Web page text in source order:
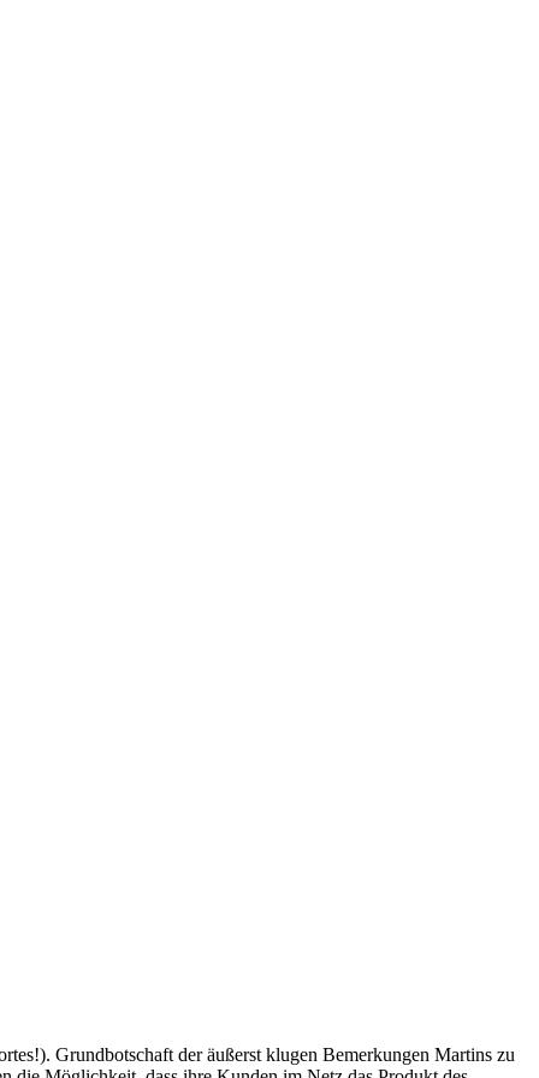
Grundbotschaft der äußerst klugen Bemerkungen Martins zu